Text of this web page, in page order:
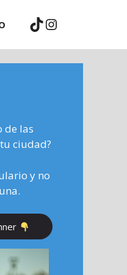
TikTok
Instagram
de las
ciudad?
y no